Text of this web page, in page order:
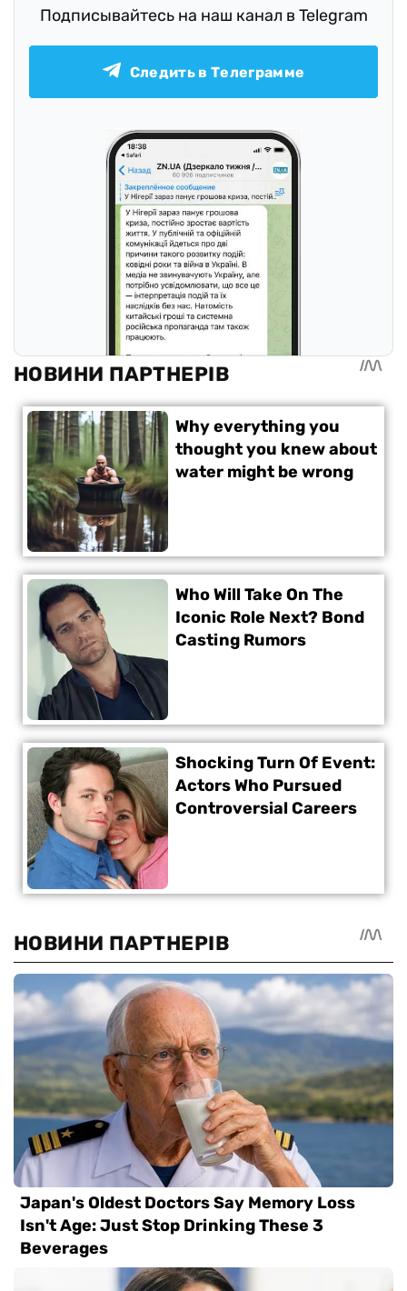
Подписывайтесь на наш канал в Telegram
Следить в Телеграмме